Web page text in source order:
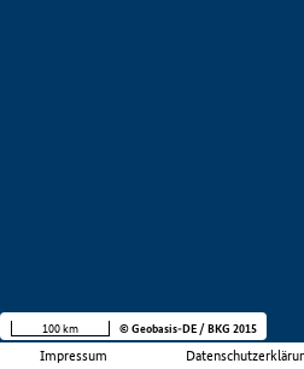
Impressum
100 km © Geobasis-DE / BKG 2015